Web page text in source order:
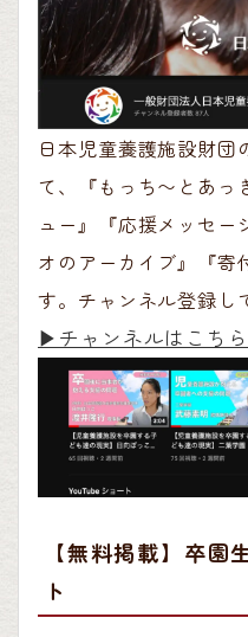
日本児童養護施設財団
て、『もっち〜とあっ
ュー』『応援メッセー
オのアーカイブ』『寄
す。チャンネル登録し
▶︎チャンネルはこちら
【無料掲載】卒
ト